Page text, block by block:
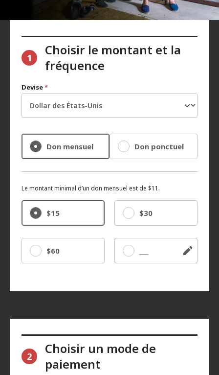
1
Choisir le montant et la
fréquence
Devise*
Don mensuel Don ponctuel
Le montant minimal d’un don mensuel est de $11.
$15 $30
$60 Autre
2
Choisir un mode de
paiement